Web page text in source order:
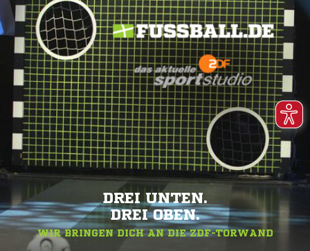
DREI UNTEN.
DREI OBEN.
WIR BRINGEN DICH AN DIE ZDF-TORWAND